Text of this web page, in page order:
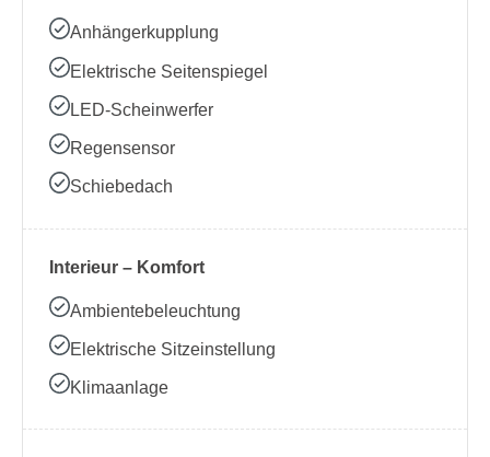
Anhängerkupplung
Elektrische Seitenspiegel
LED-Scheinwerfer
Regensensor
Schiebedach
Interieur – Komfort
Ambientebeleuchtung
Elektrische Sitzeinstellung
Klimaanlage